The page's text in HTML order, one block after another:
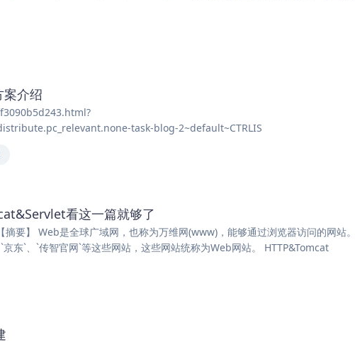
介绍
task-blog-2~default~CTRLIS
看这一篇就够了
】 Web是全球广域网，也称为万维网(www)，能够通过浏览器访问的网站
东`、`传智官网`等这些网站，这些网站统称为Web网站。 HTTP&Tomcat